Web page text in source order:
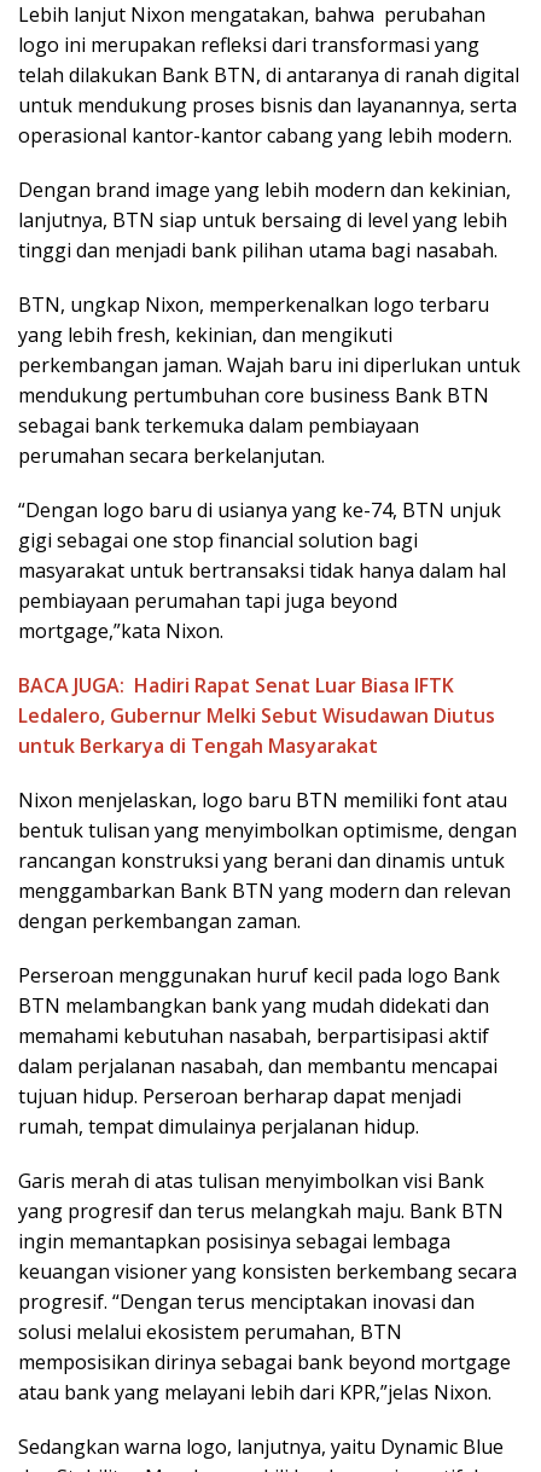
Lebih lanjut Nixon mengatakan, bahwa perubahan
logo ini merupakan refleksi dari transformasi yang
telah dilakukan Bank BTN, di antaranya di ranah digital
untuk mendukung proses bisnis dan layanannya, serta
operasional kantor-kantor cabang yang lebih modern.
Dengan brand image yang lebih modern dan kekinian,
lanjutnya, BTN siap untuk bersaing di level yang lebih
tinggi dan menjadi bank pilihan utama bagi nasabah.
BTN, ungkap Nixon, memperkenalkan logo terbaru
yang lebih fresh, kekinian, dan mengikuti
perkembangan jaman. Wajah baru ini diperlukan untuk
mendukung pertumbuhan core business Bank BTN
sebagai bank terkemuka dalam pembiayaan
perumahan secara berkelanjutan.
“Dengan logo baru di usianya yang ke-74, BTN unjuk
gigi sebagai one stop financial solution bagi
masyarakat untuk bertransaksi tidak hanya dalam hal
pembiayaan perumahan tapi juga beyond
mortgage,”kata Nixon.
BACA JUGA: Hadiri Rapat Senat Luar Biasa IFTK
Ledalero, Gubernur Melki Sebut Wisudawan Diutus
untuk Berkarya di Tengah Masyarakat
Nixon menjelaskan, logo baru BTN memiliki font atau
bentuk tulisan yang menyimbolkan optimisme, dengan
rancangan konstruksi yang berani dan dinamis untuk
menggambarkan Bank BTN yang modern dan relevan
dengan perkembangan zaman.
Perseroan menggunakan huruf kecil pada logo Bank
BTN melambangkan bank yang mudah didekati dan
memahami kebutuhan nasabah, berpartisipasi aktif
dalam perjalanan nasabah, dan membantu mencapai
tujuan hidup. Perseroan berharap dapat menjadi
rumah, tempat dimulainya perjalanan hidup.
Garis merah di atas tulisan menyimbolkan visi Bank
yang progresif dan terus melangkah maju. Bank BTN
ingin memantapkan posisinya sebagai lembaga
keuangan visioner yang konsisten berkembang secara
progresif. “Dengan terus menciptakan inovasi dan
solusi melalui ekosistem perumahan, BTN
memposisikan dirinya sebagai bank beyond mortgage
atau bank yang melayani lebih dari KPR,”jelas Nixon.
Sedangkan warna logo, lanjutnya, yaitu Dynamic Blue